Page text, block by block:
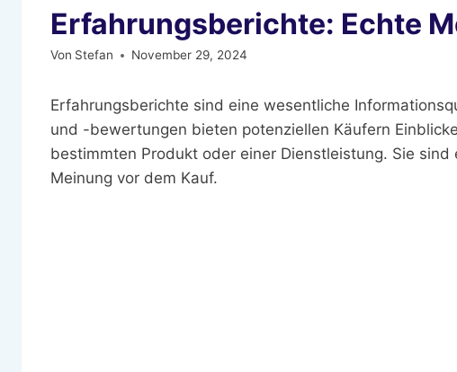
Erfahrungsberichte: Echte
Von Stefan November 29, 2024
Erfahrungsberichte sind eine wesentliche
und -bewertungen bieten potenziellen Käufern
bestimmten Produkt oder einer Dienstleistung. Sie
Meinung vor dem Kauf.